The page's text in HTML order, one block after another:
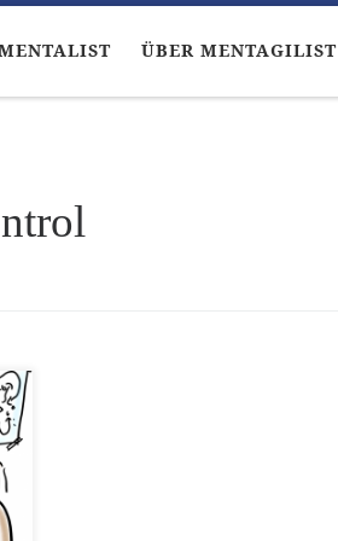
ÜBER MENTAGILIST